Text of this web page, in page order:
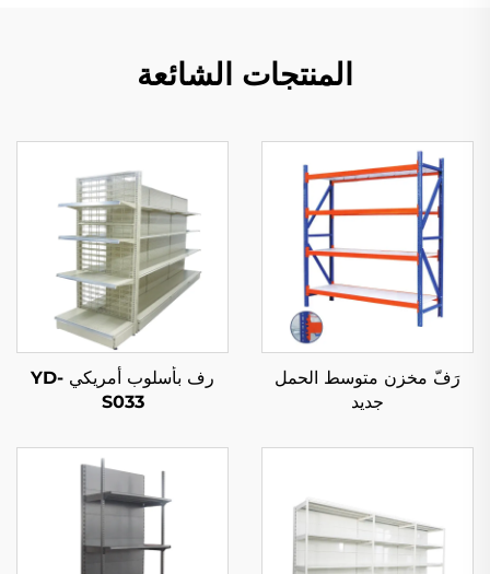
المنتجات الشائعة
رَفّ مخزن متوسط الحمل
جديد
رف بأسلوب أمريكي YD-
S033